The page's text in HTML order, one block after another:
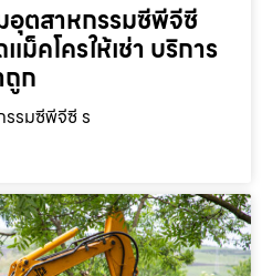
อุตสาหกรรมซีพีจีซี
ม็คโครให้เช่า บริการ
ก
รรมซีพีจีซี ร